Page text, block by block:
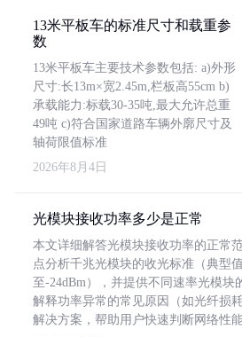
13米平板车的标准尺寸和载重参
数
13米平板车主要技术参数包括: a)外形
尺寸:长13m×宽2.45m,栏板高55cm b)
承载能力:标载30-35吨,最大允许总重
49吨 c)符合国家道路车辆外廓尺寸及
轴荷限值标准
2026年8月4日
光模块接收功率多少是正常
本文详细解答光模块接收功率的正常
点分析千兆光模块的收光标准（典型
至-24dBm），并提供不同速率光模块
解释功率异常的常见原因（如光纤损
解决方案，帮助用户快速判断网络性能